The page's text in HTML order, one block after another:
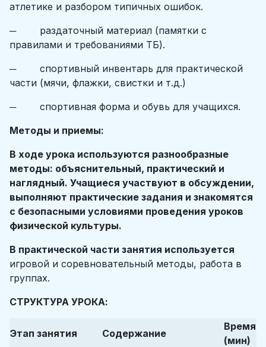
атлетике и разбором типичных ошибок.
─ раздаточный материал (памятки с
правилами и требованиями ТБ).
─ спортивный инвентарь для практической
части (мячи, флажки, свистки и т.д.)
─ спортивная форма и обувь для учащихся.
Методы и приемы:
В ходе урока используются разнообразные
методы: объяснительный, практический и
наглядный. Учащиеся участвуют в обсуждении,
выполняют практические задания и знакомятся
с безопасными условиями проведения уроков
физической культуры.
В практической части занятия используется
игровой и соревновательный методы, работа в
группах.
СТРУКТУРА УРОКА:
Этап занятия Содержание
Время
(мин)